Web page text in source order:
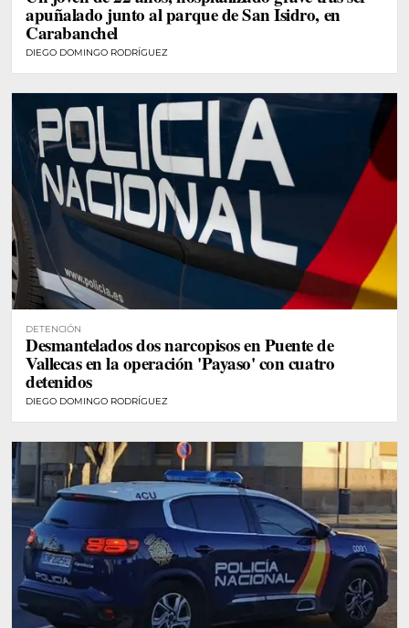
apuñalado junto al parque de San Isidro, en
Carabanchel
DIEGO DOMINGO RODRÍGUEZ
DETENCIÓN
Desmantelados dos narcopisos en Puente de
Vallecas en la operación 'Payaso' con cuatro
detenidos
DIEGO DOMINGO RODRÍGUEZ